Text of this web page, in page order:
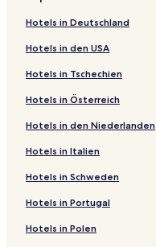
Hotels in Deutschland
Hotels in den USA
Hotels in Tschechien
Hotels in Österreich
Hotels in den Niederlanden
Hotels in Italien
Hotels in Schweden
Hotels in Portugal
Hotels in Polen